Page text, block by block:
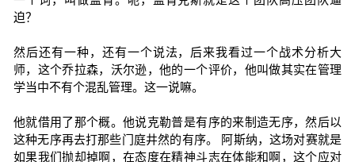
迫？
然后还有一种，还有一个说法，后来我看过一个战术分析大
师，这个乔拉森，沃尔逊，他的一个评价，他叫做其实在管理
学当中不有个混乱管理。这一说嘛。
他就借用了那个概。他说克勒普是有序的来制造无序，然后以
这种无序再去打那些门庭井然的有序。 阿斯纳，这场对赛就是
如果我们抛却掉啊，在态度在精神斗志在体能和啊，这个应对